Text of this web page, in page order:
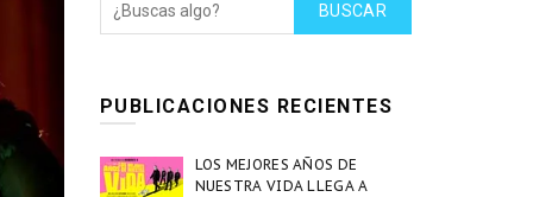
BUSCAR
PUBLICACIONES RECIENTES
LOS MEJORES AÑOS DE
NUESTRA VIDA LLEGA A